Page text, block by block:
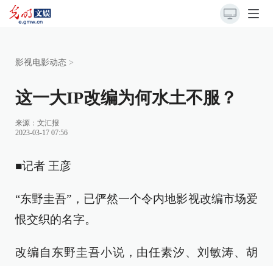
影视电影动态 >
这一大IP改编为何水土不服？
来源： 文汇报
2023-03-17 07:56
■记者 王彦
“东野圭吾”，已俨然一个令内地影视改编市场爱
恨交织的名字。
改编自东野圭吾小说，由任素汐、刘敏涛、胡